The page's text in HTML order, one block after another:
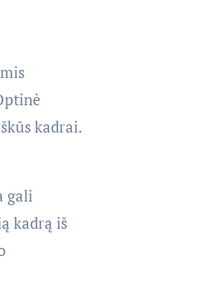
kadrai.
gali
kadrą iš